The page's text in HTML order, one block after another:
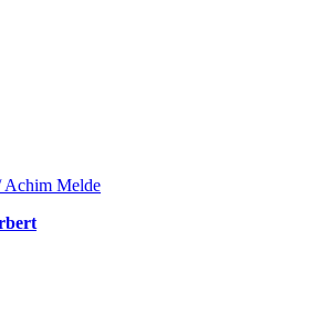
Achim Melde